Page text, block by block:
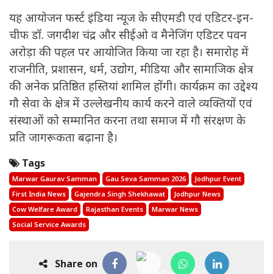
यह आयोजन फर्स्ट इंडिया न्यूज के सीएमडी एवं एडिटर-इन-
चीफ डॉ. जगदीश चंद्र और सीईओ व मैनेजिंग एडिटर पवन
अरोड़ा की पहल पर आयोजित किया जा रहा है। समारोह में
राजनीति, प्रशासन, धर्म, उद्योग, मीडिया और सामाजिक क्षेत्र
की अनेक प्रतिष्ठित हस्तियां शामिल होंगी। कार्यक्रम का उद्देश्य
गौ सेवा के क्षेत्र में उल्लेखनीय कार्य करने वाले व्यक्तियों एवं
संस्थाओं को सम्मानित करना तथा समाज में गौ संरक्षण के
प्रति जागरूकता बढ़ाना है।
Tags
Marwar Gaurav Samman Gau Seva Samman 2026
Jodhpur Event
First India News
Gajendra Singh Shekhawat
Jodhpur News
Cow Welfare Award
Rajasthan Events
Marwar News
Social Service Awards
Share on